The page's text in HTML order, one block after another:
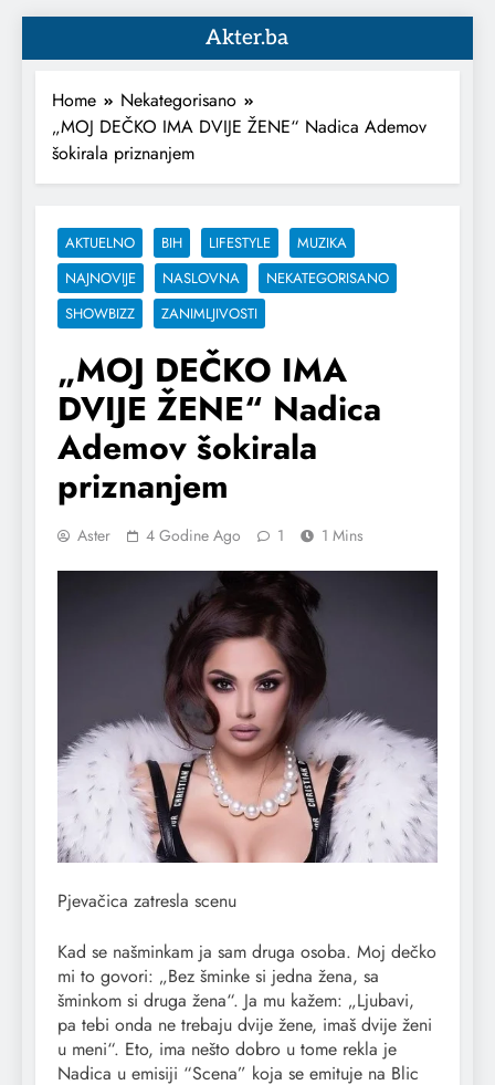
Akter.ba
Home
Nekategorisano
„MOJ DEČKO IMA DVIJE ŽENE“ Nadica Ademov
šokirala priznanjem
AKTUELNO BIH LIFESTYLE
MUZIKA
NAJNOVIJE
NASLOVNA
NEKATEGORISANO
SHOWBIZZ
ZANIMLJIVOSTI
„MOJ DEČKO IMA
DVIJE ŽENE“ Nadica
Ademov šokirala
priznanjem
Aster 4 Godine Ago 1 1 Mins
Pjevačica zatresla scenu
Kad se našminkam ja sam druga osoba. Moj dečko
mi to govori: „Bez šminke si jedna žena, sa
šminkom si druga žena“. Ja mu kažem: „Ljubavi,
pa tebi onda ne trebaju dvije žene, imaš dvije ženi
u meni“. Eto, ima nešto dobro u tome rekla je
Nadica u emisiji “Scena” koja se emituje na Blic